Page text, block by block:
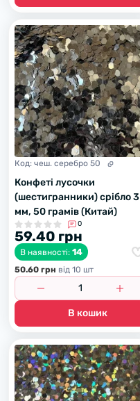
Код: чеш. серебро 50
Конфеті лусочки
(шестигранники) срібло 3
мм, 50 грамів (Китай)
0
59.40 грн
В наявності: 14
50.60 грн вiд 10 шт
В кошик